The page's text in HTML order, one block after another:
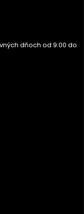
dňoch od 9:00 do